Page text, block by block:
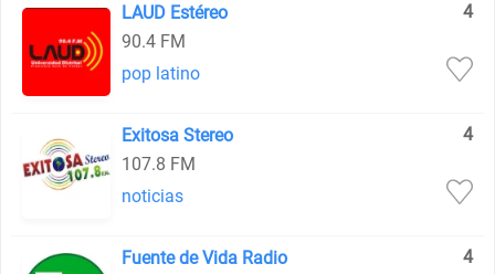
LAUD Estéreo
4
90.4 FM
pop latino
Exitosa Stereo
4
107.8 FM
noticias
Fuente de Vida Radio
4